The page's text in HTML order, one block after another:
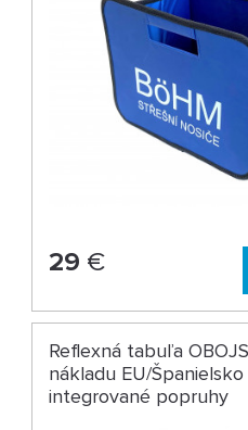
29 €
Reflexná tabuľa
nákladu EU/
integrované popruhy